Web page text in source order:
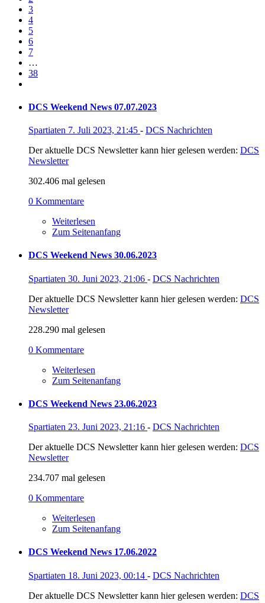
3
4
5
6
7
…
38
DCS Weekend News 07.07.2023
Spartiaten 7. Juli 2023, 21:45 - DCS Nachrichten
Der aktuelle DCS Newsletter kann hier gelesen werden: DCS
Newsletter
302.406 mal gelesen
0 Kommentare
Weiterlesen
Zum Seitenanfang
DCS Weekend News 30.06.2023
Spartiaten 30. Juni 2023, 21:06 - DCS Nachrichten
Der aktuelle DCS Newsletter kann hier gelesen werden: DCS
Newsletter
228.290 mal gelesen
0 Kommentare
Weiterlesen
Zum Seitenanfang
DCS Weekend News 23.06.2023
Spartiaten 23. Juni 2023, 21:16 - DCS Nachrichten
Der aktuelle DCS Newsletter kann hier gelesen werden: DCS
Newsletter
234.707 mal gelesen
0 Kommentare
Weiterlesen
Zum Seitenanfang
DCS Weekend News 17.06.2022
Spartiaten 18. Juni 2023, 00:14 - DCS Nachrichten
Der aktuelle DCS Newsletter kann hier gelesen werden: DCS